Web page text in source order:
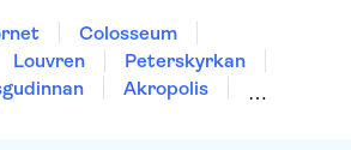
Colosseum
Louvren
Peterskyrkan
Akropolis